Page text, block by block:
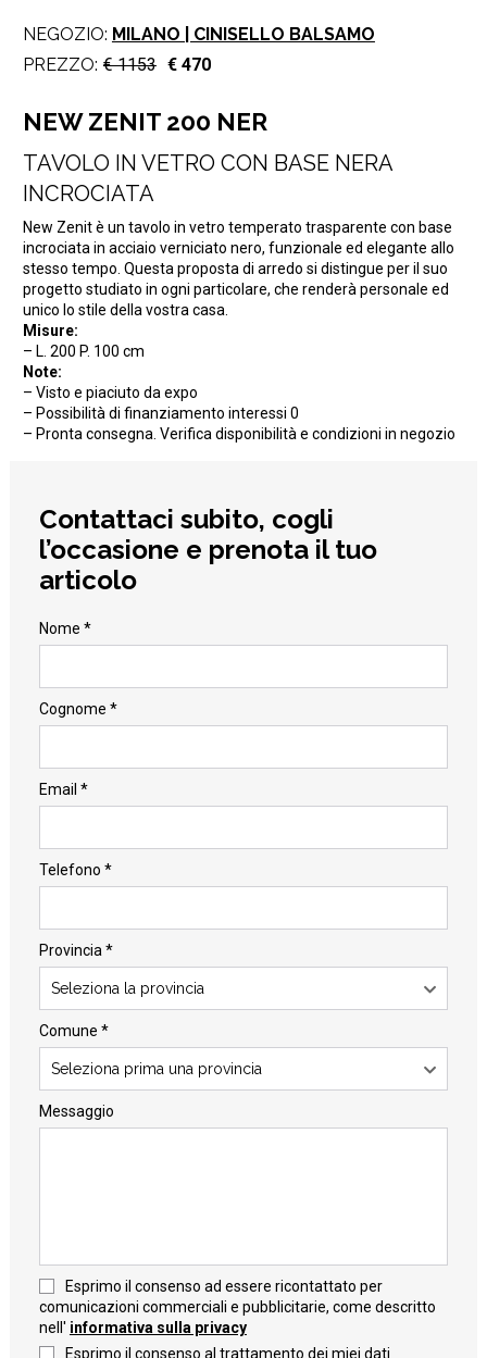
NEGOZIO: MILANO | CINISELLO BALSAMO
PREZZO: € 1153 € 470
NEW ZENIT 200 NER
TAVOLO IN VETRO CON BASE NERA
INCROCIATA
New Zenit è un tavolo in vetro temperato trasparente con base
incrociata in acciaio verniciato nero, funzionale ed elegante allo
stesso tempo. Questa proposta di arredo si distingue per il suo
progetto studiato in ogni particolare, che renderà personale ed
unico lo stile della vostra casa.
Misure:
– L. 200 P. 100 cm
Note:
– Visto e piaciuto da expo
– Possibilità di finanziamento interessi 0
– Pronta consegna. Verifica disponibilità e condizioni in negozio
Contattaci subito, cogli
l’occasione e prenota il tuo
articolo
Nome *
Cognome *
Email *
Telefono *
Provincia *
Seleziona la provincia
Comune *
Seleziona prima una provincia
Messaggio
Esprimo il consenso ad essere ricontattato per
comunicazioni commerciali e pubblicitarie, come descritto
nell' informativa sulla privacy
Esprimo il consenso al trattamento dei miei dati